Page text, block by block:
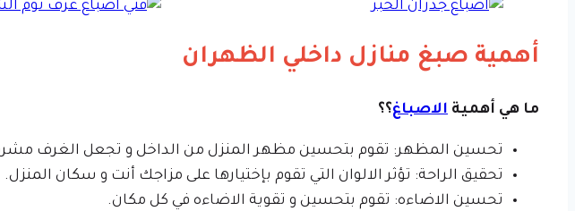
أهمية صبغ منازل داخلي الظهران
ما هي أهمية الاصباغ؟؟
تحسين المظهر: تقوم بتحسين مظهر المنزل من الداخل و تجعل الغرف
تحقيق الراحة: تؤثر الالوان التي تقوم بإختيارها على مزاجك أنت و سكان المنزل.
تحسين الاضاءه: تقوم بتحسين و تقوية الاضاءه في كل مكان.